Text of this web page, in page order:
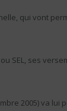
qui vont
ou SEL, ses
2005) va lui